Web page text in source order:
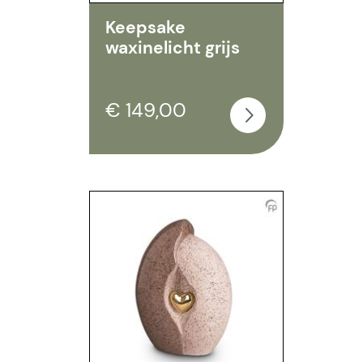
Keepsake
waxinelicht grijs
€ 149,00